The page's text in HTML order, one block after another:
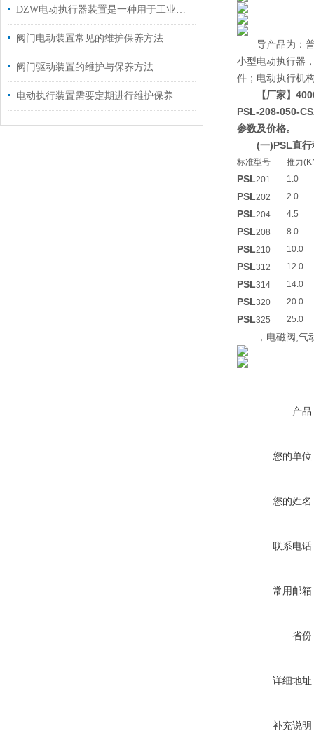
DZW电动执行器装置是一种用于工业自动化控制的设备
阀门电动装置常见的维护保养方法
阀门驱动装置的维护与保养方法
电动执行装置需要定期进行维护保养
导产品为：普
小型电动执行器
件；电动执行机
【厂家】
PSL-208-050-
参数及价格。
(一)PSL直
标准型号 推力
PSL201 1.0
PSL202 2.0
PSL204 4.5
PSL208 8.0
PSL210 10.0
PSL312 12.0
PSL314 14.0
PSL320 20.0
PSL325 25.0
，电磁阀,气动
产品
您的单位
您的姓名
联系电话
常用邮箱
省份
详细地址
补充说明